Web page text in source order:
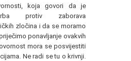
koja govori da je
protiv zaborava
zločina i da se moramo
ponavljanje ovakvih
mora se posvijestiti
Ne radi se tu o krivnji.